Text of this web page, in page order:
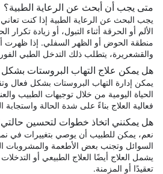
متى يجب أن أبحث عن الرعاية الطبية؟
يجب البحث عن الرعاية الطبية إذا كنت
الألم أو الحرقة أثناء التبول، أو زيادة تكرار
منطقة الحوض أو الظهر السفلي. إذا ظهرت
والقشعريرة، يتطلب ذلك التدخل الطبي
هل يمكن علاج التهاب البروستات بشكل
يمكن إدارة التهاب البروستات بشكل فعال
الحياة اليومية من خلال توجيهات الطبيب
فعالية العلاج بناءً على شدة الحالة واستجابة
هل يمكنني اتخاذ خطوات لتحسين
نعم، يمكن للطبيب أن يوصي بتغييرات في
السوائل وتجنب بعض الأطعمة والمشروبات
يشمل العلاج أيضًا العلاج الطبيعي أو
تعقيدًا أو المزمنة.